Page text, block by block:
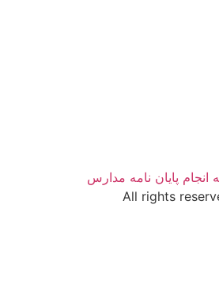
All rights